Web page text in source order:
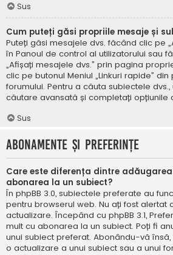
Sus
Cum puteți găsi propriile mesaje și
Puteți găsi mesajele dvs. făcând clic pe
în Panoul de control al utilizatorului sau
„Afișați mesajele dvs.” prin pagina
clic pe butonul Meniul „Linkuri rapide”
forumului. Pentru a căuta subiectele
căutare avansată și completați opțiunile
Sus
Abonamente și Preferințe
Care este diferența dintre
abonarea la un subiect?
În phpBB 3.0, subiectele preferate au
pentru browserul web. Nu ați fost alertat
actualizare. Începând cu phpBB 3.1,
mult cu abonarea la un subiect. Poți fi
unui subiect preferat. Abonându-vă
o actualizare a unui subiect sau a unui